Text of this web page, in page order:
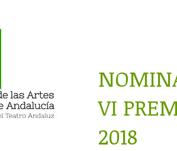
VI
2018